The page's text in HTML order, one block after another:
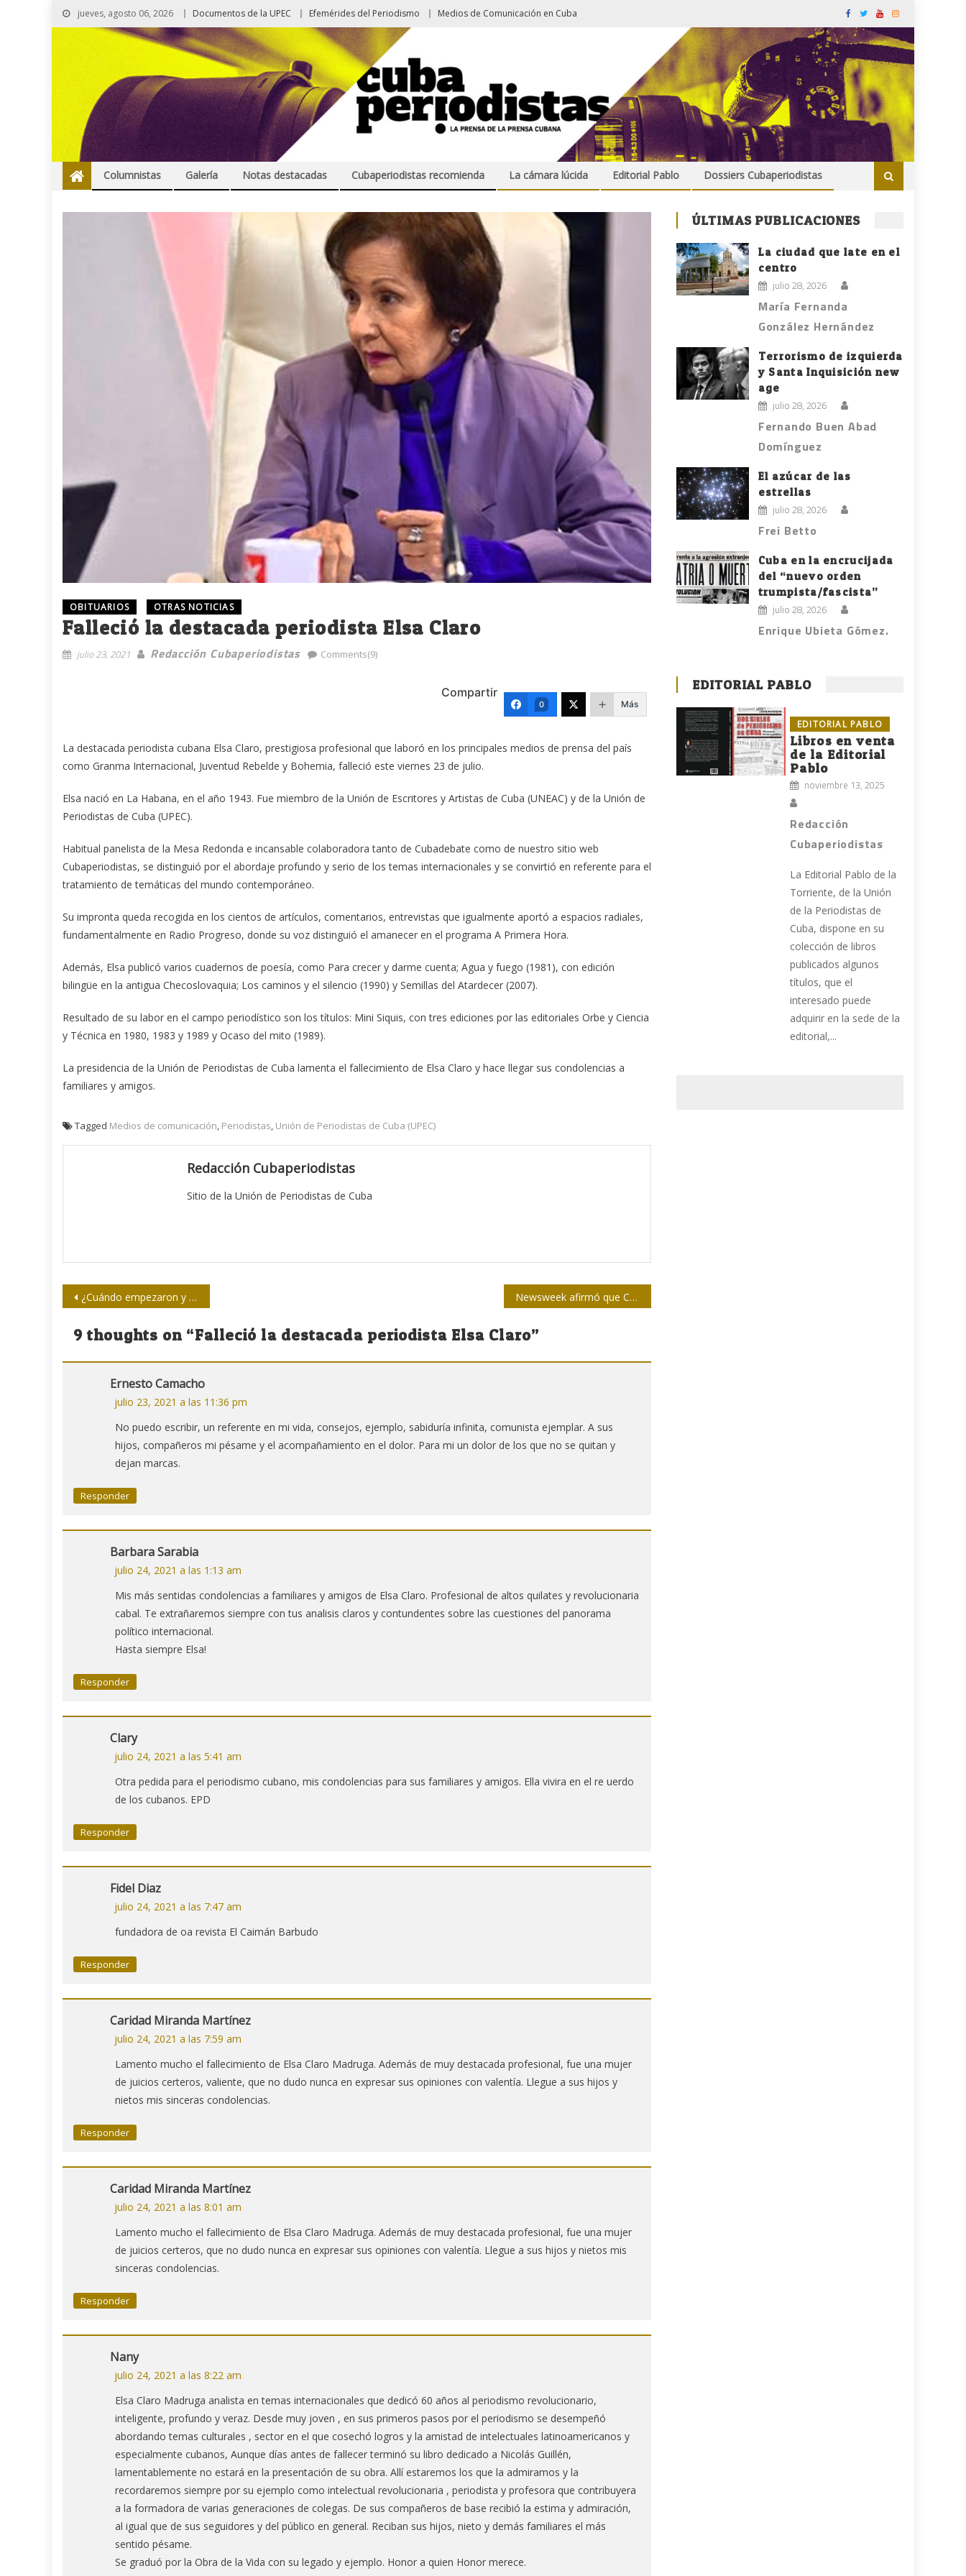
jueves, agosto 06, 2026 Documentos de la UPEC Efemérides del Periodismo Medios de Comunicación en Cuba
Columnistas Galería Notas destacadas Cubaperiodistas recomienda La cámara lúcida Editorial Pablo Dossiers Cubaperiodistas
OBITUARIOS OTRAS NOTICIAS
Falleció la destacada periodista Elsa Claro
julio 23, 2021 Redacción Cubaperiodistas Comments(9)
Compartir
0 Más
La destacada periodista cubana Elsa Claro, prestigiosa profesional que laboró en los principales medios de prensa del país
como Granma Internacional, Juventud Rebelde y Bohemia, falleció este viernes 23 de julio.
Elsa nació en La Habana, en el año 1943. Fue miembro de la Unión de Escritores y Artistas de Cuba (UNEAC) y de la Unión de
Periodistas de Cuba (UPEC).
Habitual panelista de la Mesa Redonda e incansable colaboradora tanto de Cubadebate como de nuestro sitio web
Cubaperiodistas, se distinguió por el abordaje profundo y serio de los temas internacionales y se convirtió en referente para el
tratamiento de temáticas del mundo contemporáneo.
Su impronta queda recogida en los cientos de artículos, comentarios, entrevistas que igualmente aportó a espacios radiales,
fundamentalmente en Radio Progreso, donde su voz distinguió el amanecer en el programa A Primera Hora.
Además, Elsa publicó varios cuadernos de poesía, como Para crecer y darme cuenta; Agua y fuego (1981), con edición
bilingüe en la antigua Checoslovaquia; Los caminos y el silencio (1990) y Semillas del Atardecer (2007).
Resultado de su labor en el campo periodístico son los títulos: Mini Siquis, con tres ediciones por las editoriales Orbe y Ciencia
y Técnica en 1980, 1983 y 1989 y Ocaso del mito (1989).
La presidencia de la Unión de Periodistas de Cuba lamenta el fallecimiento de Elsa Claro y hace llegar sus condolencias a
familiares y amigos.
Tagged Medios de comunicación, Periodistas, Unión de Periodistas de Cuba (UPEC)
Redacción Cubaperiodistas
Sitio de la Unión de Periodistas de Cuba
Navegación
de
¿Cuándo empezaron y qué pretenden los ciberataques contra Cuba? Newsweek afirmó que Cuba es blanco de noticias falsas
9 thoughts on “Falleció la destacada periodista Elsa Claro”
Ernesto Camacho
julio 23, 2021 a las 11:36 pm
No puedo escribir, un referente en mi vida, consejos, ejemplo, sabiduría infinita, comunista ejemplar. A sus
hijos, compañeros mi pésame y el acompañamiento en el dolor. Para mi un dolor de los que no se quitan y
dejan marcas.
Responder
Barbara Sarabia
julio 24, 2021 a las 1:13 am
Mis más sentidas condolencias a familiares y amigos de Elsa Claro. Profesional de altos quilates y revolucionaria
cabal. Te extrañaremos siempre con tus analisis claros y contundentes sobre las cuestiones del panorama
político internacional.
Hasta siempre Elsa!
Responder
Clary
julio 24, 2021 a las 5:41 am
Otra pedida para el periodismo cubano, mis condolencias para sus familiares y amigos. Ella vivira en el re uerdo
de los cubanos. EPD
Responder
Fidel Diaz
julio 24, 2021 a las 7:47 am
fundadora de oa revista El Caimán Barbudo
Responder
Caridad Miranda Martínez
julio 24, 2021 a las 7:59 am
Lamento mucho el fallecimiento de Elsa Claro Madruga. Además de muy destacada profesional, fue una mujer
de juicios certeros, valiente, que no dudo nunca en expresar sus opiniones con valentía. Llegue a sus hijos y
nietos mis sinceras condolencias.
Responder
Caridad Miranda Martínez
julio 24, 2021 a las 8:01 am
Lamento mucho el fallecimiento de Elsa Claro Madruga. Además de muy destacada profesional, fue una mujer
de juicios certeros, que no dudo nunca en expresar sus opiniones con valentía. Llegue a sus hijos y nietos mis
sinceras condolencias.
Responder
Nany
julio 24, 2021 a las 8:22 am
Elsa Claro Madruga analista en temas internacionales que dedicó 60 años al periodismo revolucionario,
inteligente, profundo y veraz. Desde muy joven , en sus primeros pasos por el periodismo se desempeñó
abordando temas culturales , sector en el que cosechó logros y la amistad de intelectuales latinoamericanos y
especialmente cubanos, Aunque días antes de fallecer terminó su libro dedicado a Nicolás Guillén,
lamentablemente no estará en la presentación de su obra. Allí estaremos los que la admiramos y la
recordaremos siempre por su ejemplo como intelectual revolucionaria , periodista y profesora que contribuyera
a la formadora de varias generaciones de colegas. De sus compañeros de base recibió la estima y admiración,
al igual que de sus seguidores y del público en general. Reciban sus hijos, nieto y demás familiares el más
sentido pésame.
Se graduó por la Obra de la Vida con su legado y ejemplo. Honor a quien Honor merece.
ÚLTIMAS PUBLICACIONES
La ciudad que late en el
centro
julio 28, 2026
María Fernanda
González Hernández
Terrorismo de izquierda
y Santa Inquisición new
age
julio 28, 2026
Fernando Buen Abad
Domínguez
El azúcar de las
estrellas
julio 28, 2026
Frei Betto
Cuba en la encrucijada
del “nuevo orden
trumpista/fascista”
julio 28, 2026
Enrique Ubieta Gómez.
EDITORIAL PABLO
EDITORIAL PABLO
Libros en venta
de la Editorial
Pablo
noviembre 13, 2025
Redacción
Cubaperiodistas
La Editorial Pablo de la
Torriente, de la Unión
de la Periodistas de
Cuba, dispone en su
colección de libros
publicados algunos
títulos, que el
interesado puede
adquirir en la sede de la
editorial,...